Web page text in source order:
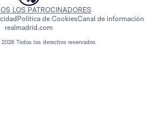
Todos los derechos reservados
LOS PATROCINADORES
Política de CookiesCanal de información
realmadrid.com